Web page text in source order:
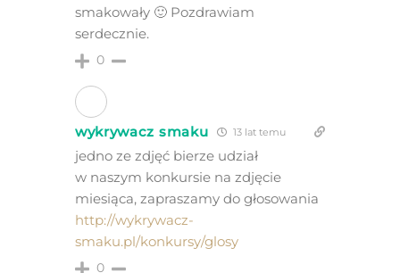
smakowały 🙂 Pozdrawiam
serdecznie.
0
wykrywacz smaku 13 lat temu
jedno ze zdjęć bierze udział
w naszym konkursie na zdjęcie
miesiąca, zapraszamy do głosowania
http://wykrywacz-
smaku.pl/konkursy/glosy
0